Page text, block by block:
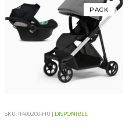
SKU: 11400200-HU | DISPONIBLE
PACK